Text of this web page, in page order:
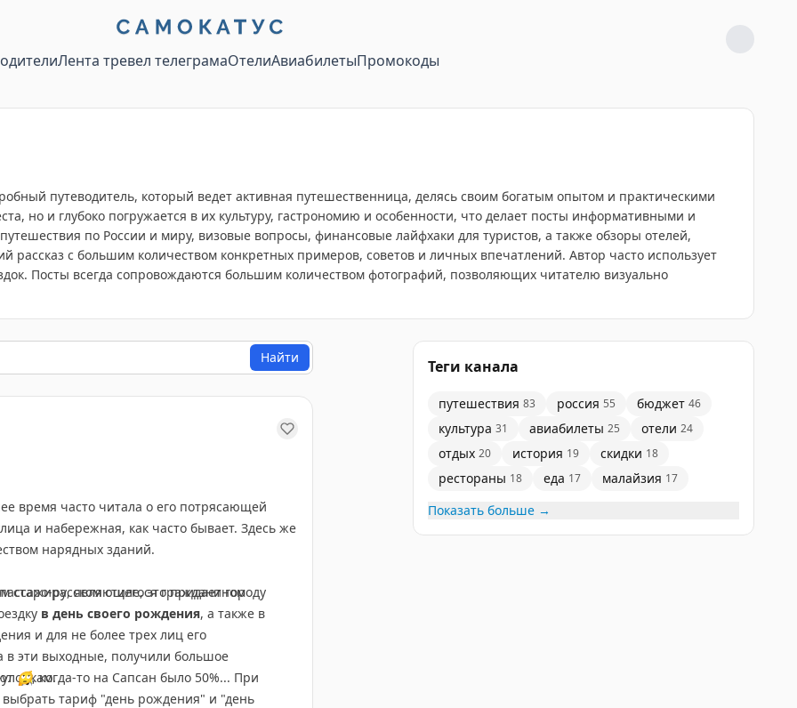
Лента тревел телеграмаОтелиАвиабилетыПромокоды
путеводитель, который ведет активная путешественница, делясь своим богатым опытом и практическими
но и глубоко погружается в их культуру, гастрономию и особенности, что делает посты информативными и
по России и миру, визовые вопросы, финансовые лайфхаки для туристов, а также обзоры отелей,
рассказ с большим количеством конкретных примеров, советов и личных впечатлений. Автор часто использует
Посты всегда сопровождаются большим количеством фотографий, позволяющих читателю визуально
Найти
время часто читала о его потрясающей
и набережная, как часто бывает. Здесь же
нарядных зданий.
русском стиле, это придает городу
в эти выходные, получили большое
являющегося гражданином
в день своего рождения, а также в
и для не более трех лиц его
🙄, когда-то на Сапсан было 50%... При
выбрать тариф "день рождения" и "день
Теги канала
путешествия 83 россия 55 бюджет 46
культура 31 авиабилеты 25 отели 24
отдых 20 история 19 скидки 18
рестораны 18 еда 17 малайзия 17
Показать больше →